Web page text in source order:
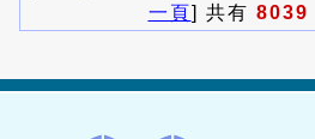
一頁] 共有 8039